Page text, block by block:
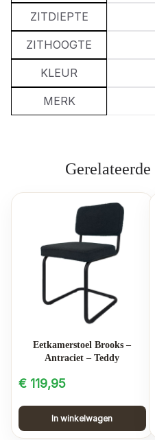
ZITDIEPTE
ZITHOOGTE
KLEUR
MERK
Eetkamerstoel Brooks –
Antraciet – Teddy
€ 119,95
In winkelwagen